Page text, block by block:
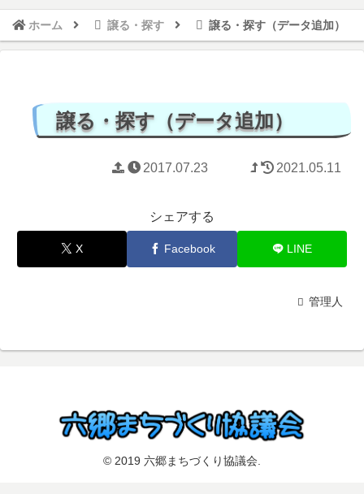
ホーム 譲る・探す 譲る・探す（データ追加）
譲る・探す（データ追加）
2017.07.23 2021.05.11
シェアする
X Facebook LINE
管理人
© 2019 六郷まちづくり協議会.